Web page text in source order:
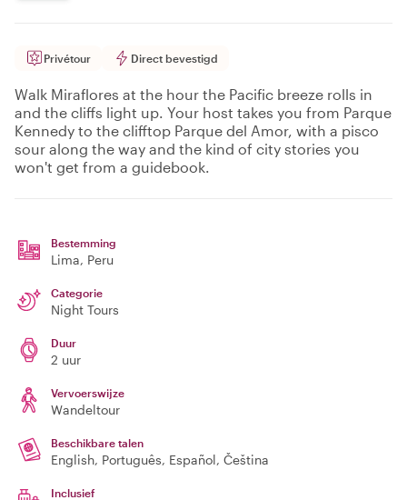
Privétour Direct bevestigd
Walk Miraflores at the hour the Pacific breeze rolls in
and the cliffs light up. Your host takes you from Parque
Kennedy to the clifftop Parque del Amor, with a pisco
sour along the way and the kind of city stories you
won't get from a guidebook.
Bestemming
Lima, Peru
Categorie
Night Tours
Duur
2 uur
Vervoerswijze
Wandeltour
Beschikbare talen
English, Português, Español, Čeština
Inclusief